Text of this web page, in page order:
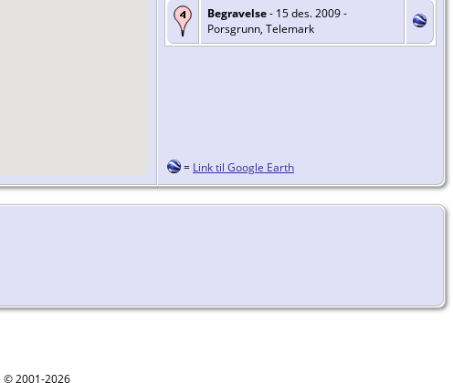
Begravelse- 15 des. 2009 -
Porsgrunn, Telemark
= Link til Google Earth
© 2001-2026